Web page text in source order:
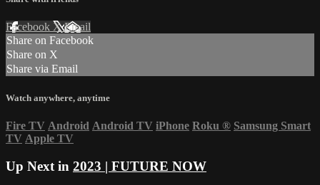
Facebook XEmail
Share on Facebook
Share on X
Share via Email
Watch anywhere, anytime
Fire TV Android Android TV iPhone Roku ® Samsung Smart
TV Apple TV
Up Next in 2023 | FUTURE NOW